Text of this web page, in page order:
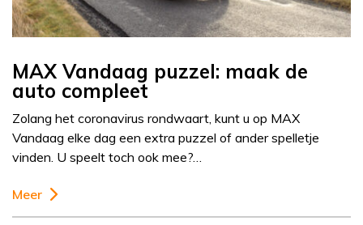
MAX Vandaag puzzel: maak de
auto compleet
Zolang het coronavirus rondwaart, kunt u op MAX
Vandaag elke dag een extra puzzel of ander spelletje
vinden. U speelt toch ook mee?…
Meer